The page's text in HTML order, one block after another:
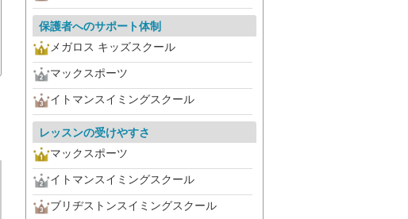
保護者へのサポート体制
メガロス キッズスクール
マックスポーツ
イトマンスイミングスクール
レッスンの受けやすさ
マックスポーツ
イトマンスイミングスクール
ブリヂストンスイミングスクール